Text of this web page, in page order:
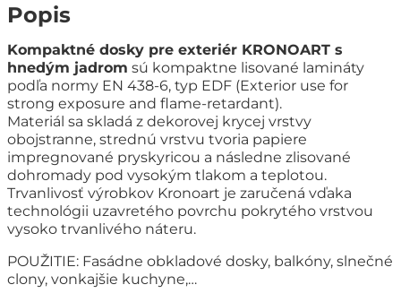
Popis
Kompaktné dosky pre exteriér KRONOART s
hnedým jadrom sú kompaktne lisované lamináty
podľa normy EN 438-6, typ EDF (Exterior use for
strong exposure and flame-retardant).
Materiál sa skladá z dekorovej krycej vrstvy
obojstranne, strednú vrstvu tvoria papiere
impregnované pryskyricou a následne zlisované
dohromady pod vysokým tlakom a teplotou.
Trvanlivosť výrobkov Kronoart je zaručená vďaka
technológii uzavretého povrchu pokrytého vrstvou
vysoko trvanlivého náteru.
POUŽITIE: Fasádne obkladové dosky, balkóny, slnečné
clony, vonkajšie kuchyne,…